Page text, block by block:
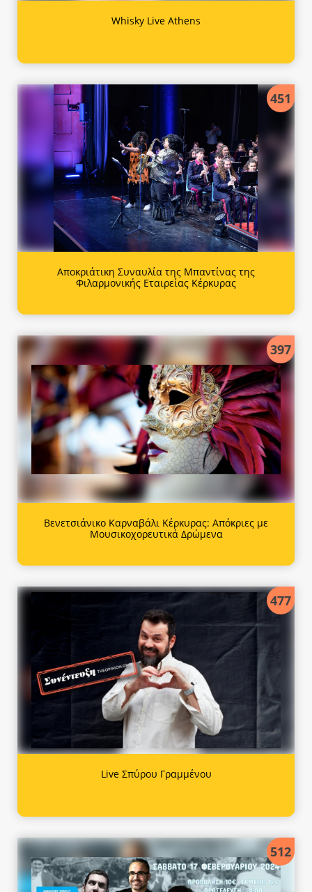
Whisky Live Athens
451
Αποκριάτικη Συναυλία της Μπαντίνας της
Φιλαρμονικής Εταιρείας Κέρκυρας
397
Βενετσιάνικο Καρναβάλι Κέρκυρας: Απόκριες με
Μουσικοχορευτικά Δρώμενα
477
Live Σπύρου Γραμμένου
512